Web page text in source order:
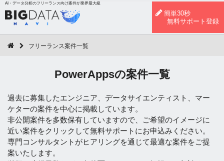
AI・データ分析のフリーランス向け案件が業界最大級
簡単30秒
無料サポート登録
フリーランス案件一覧
PowerAppsの案件一覧
過去に募集したエンジニア、データサイエンティスト、マー
ケターの案件を中心に掲載しています。
非公開案件を多数保有していますので、ご希望のイメージに
近い案件をクリックして無料サポートにお申込みください。
専門コンサルタントがヒアリングを通じて最適な案件をご提
案いたします。